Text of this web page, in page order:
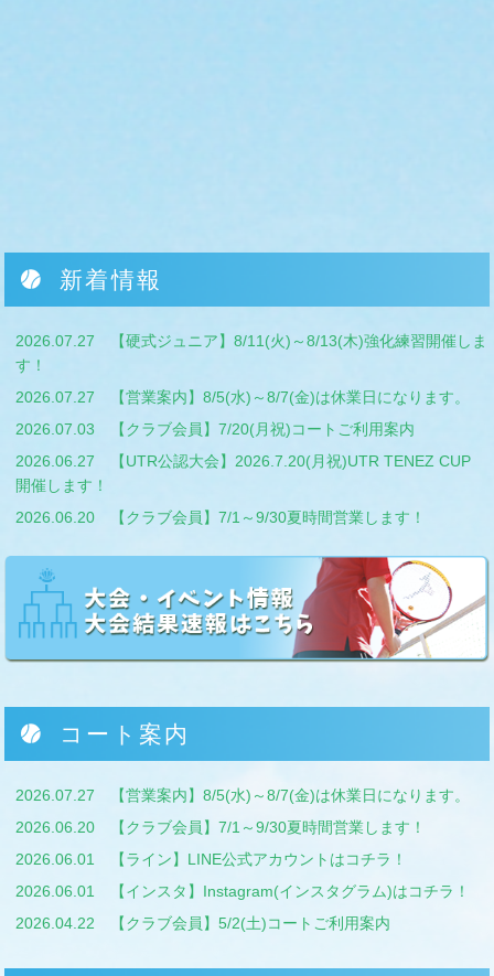
新着情報
2026.07.27
【硬式ジュニア】8/11(火)～8/13(木)強化練習開催しま
す！
2026.07.27
【営業案内】8/5(水)～8/7(金)は休業日になります。
2026.07.03
【クラブ会員】7/20(月祝)コートご利用案内
2026.06.27
【UTR公認大会】2026.7.20(月祝)UTR TENEZ CUP
開催します！
2026.06.20
【クラブ会員】7/1～9/30夏時間営業します！
コート案内
2026.07.27
【営業案内】8/5(水)～8/7(金)は休業日になります。
2026.06.20
【クラブ会員】7/1～9/30夏時間営業します！
2026.06.01
【ライン】LINE公式アカウントはコチラ！
2026.06.01
【インスタ】Instagram(インスタグラム)はコチラ！
2026.04.22
【クラブ会員】5/2(土)コートご利用案内